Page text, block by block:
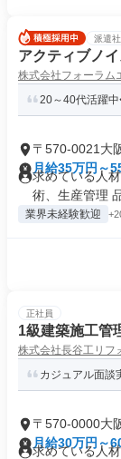
派遣
アクティブノ
株式会社フォーラム
20～40代活躍
〒570-0021大
月給35万円～
求めている人
術、生産管理
業界未経験歓迎
正社員
1級建築施工管
株式会社長谷工リフ
カジュアル面
〒570-0000大
月給30万円～
求めている人